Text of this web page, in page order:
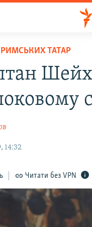
ТАТАР
14:32
Читати без VPN